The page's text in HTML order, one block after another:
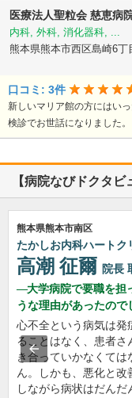
医療法人聖粒会 慈恵病
内科, 外科, 消化器科, ...
熊本県熊本市西区島崎6丁
口コミ: 3件
新しいマリア館の方にはい
検診でお世話になりました
【病院なびドクタ
熊本県熊本市南区
たかしお内科ハートク
高潮 征爾 院長
大学病院で要職を担
うな理由があったので
心不全という病気は発
ることはなく、患者さ
き合っていかなくては
ん。しかも、悪化と改
しながら病状はだんだ